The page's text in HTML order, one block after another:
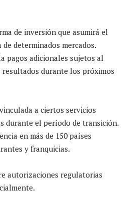
de inversión que asumirá el
determinados mercados.
pagos adicionales sujetos al
durante los próximos
a ciertos servicios
durante el período de transición.
en más de 150 países
y franquicias.
autorizaciones regulatorias